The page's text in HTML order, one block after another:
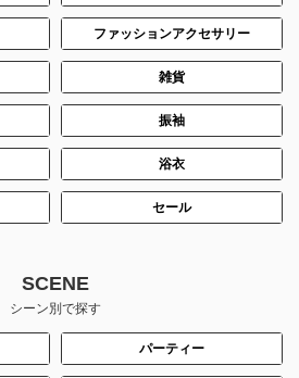
156cm 身長：154cm
ファッションアクセサリー
雑貨
振袖
浴衣
セール
SCENE
シーン別で探す
パーティー